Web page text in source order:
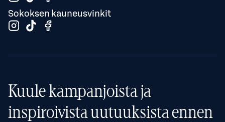
Sokoksen kauneusvinkit
Kuule kampanjoista ja
inspiroivista uutuuksista ennen